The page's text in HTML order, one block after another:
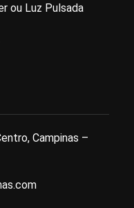
ou Luz Pulsada
Campinas –